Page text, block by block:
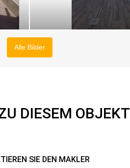
Alle Bilder
DIESEM OBJEKT
SIE DEN MAKLER